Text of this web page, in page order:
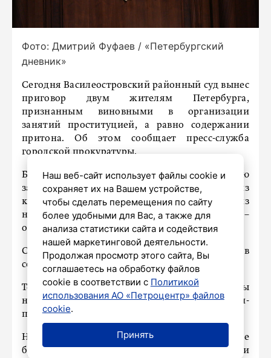
Фото: Дмитрий Фуфаев / «Петербургский
дневник»
Сегодня Василеостровский районный суд вынес
приговор двум жителям Петербурга,
признанным виновными в организации
занятий проституцией, а равно содержании
притона. Об этом сообщает пресс-служба
городской прокуратуры.
Было установлено, что фигуранты с целью
заработка организовали притон в одной из
квартир дома по переулку Каховского. Один из
них занимался администрированием, а другой –
охраной девушек.
Свою вину мужчина и женщина признали, в
содеянном раскаялись.
Теперь, по приговору суда, экс-владельцы
незаконного бизнеса проведут в колонии-
поселении 1 год.
Напомним, ранее мы писали, что в Петербурге
будут судить мужчину за хулиганство и
Наш веб-сайт использует файлы cookie и
сохраняет их на Вашем устройстве,
чтобы сделать перемещения по сайту
более удобными для Вас, а также для
анализа статистики сайта и содействия
нашей маркетинговой деятельности.
Продолжая просмотр этого сайта, Вы
соглашаетесь на обработку файлов
cookie в соответствии с Политикой
использования АО «Петроцентр» файлов
cookie.
Принять